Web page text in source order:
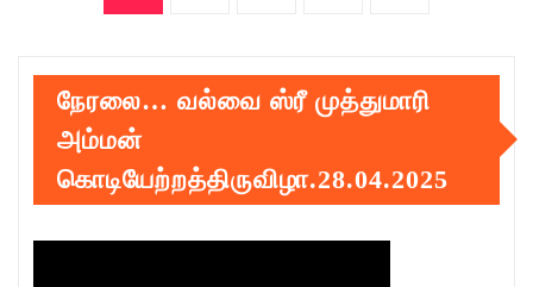
நேரலை… வல்வை ஸ்ரீ முத்துமாரி
அம்மன்
கொடியேற்றத்திருவிழா.28.04.2025